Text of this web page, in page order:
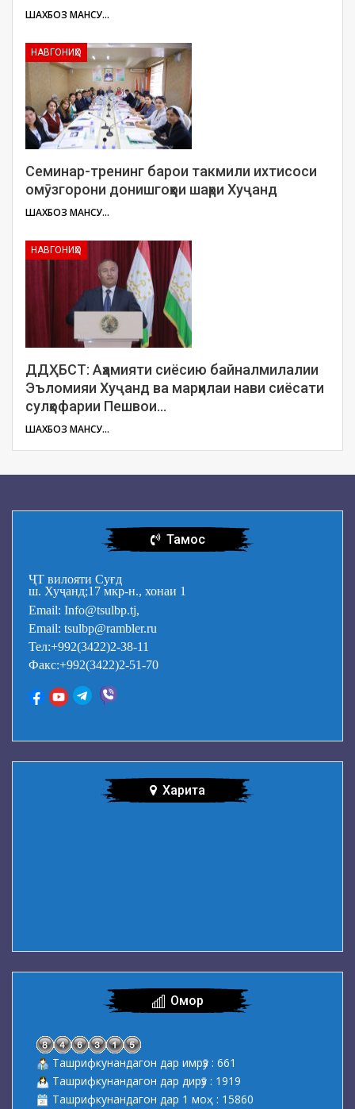
ШАХБОЗ МАНСУРОВ
НАВГОНИҲО
Семинар-тренинг барои такмили ихтисоси
омӯзгорони донишгоҳҳои шаҳри Хуҷанд
ШАХБОЗ МАНСУРОВ
НАВГОНИҲО
ДДҲБСТ: Аҳамияти сиёсию байналмилалии
Эъломияи Хуҷанд ва марҳилаи нави сиёсати
сулҳофарии Пешвои…
ШАХБОЗ МАНСУРОВ
Тамос
ҶТ вилояти Суғд
ш. Хуҷанд;17 мкр-н., хонаи 1
Email: Info@tsulbp.tj,
Email: tsulbp@rambler.ru
Тел:+992(3422)2-38-11
Факс:+992(3422)2-51-70
Харита
Омор
Ташрифкунандагон дар имрӯз : 661
Ташрифкунандагон дар дирӯз : 1919
Ташрифкунандагон дар 1 моҳ : 15860